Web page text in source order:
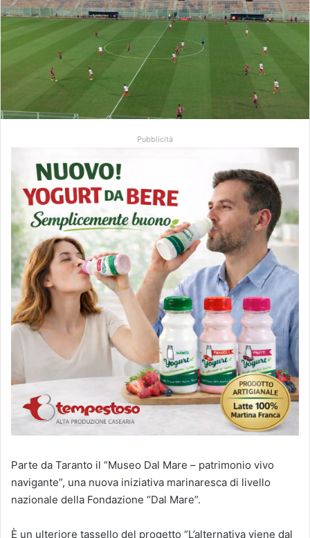
n
'
e
a
Pubblicità
Parte da Taranto il “Museo Dal Mare – patrimonio vivo
navigante”, una nuova iniziativa marinaresca di livello
nazionale della Fondazione “Dal Mare”.
È un ulteriore tassello del progetto “L’alternativa viene dal